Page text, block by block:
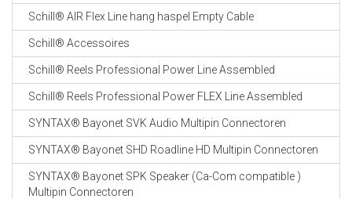
Schill® AIR Flex Line hang haspel Empty Cable
Schill® Accessoires
Schill® Reels Professional Power Line Assembled
Schill® Reels Professional Power FLEX Line Assembled
SYNTAX® Bayonet SVK Audio Multipin Connectoren
SYNTAX® Bayonet SHD Roadline HD Multipin Connectoren
SYNTAX® Bayonet SPK Speaker (Ca-Com compatible )
Multipin Connectoren